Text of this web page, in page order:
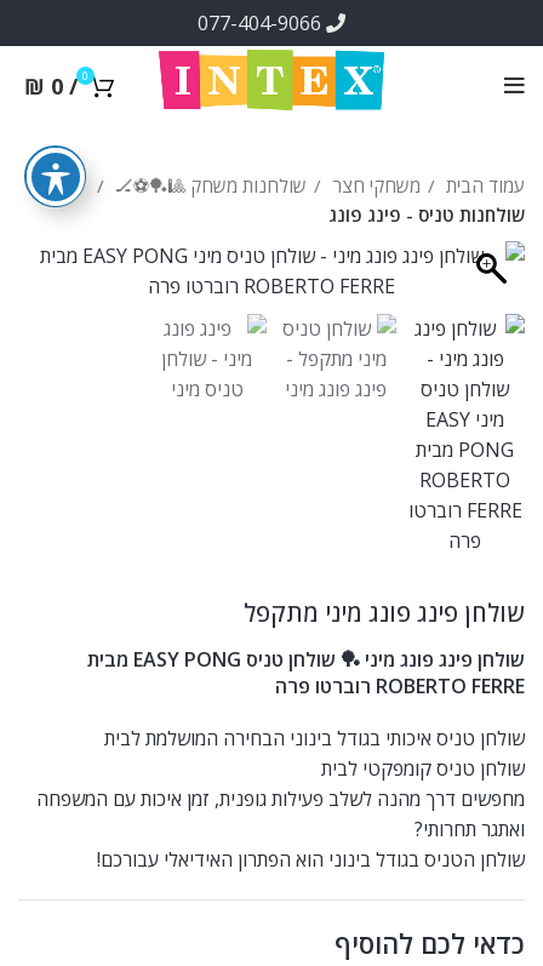
0
/
₪ 0
עמוד הבית משחקי חצר
שולחנות משחק 🎱🏓⚽🏒
שולחנות טניס - פינג פונג
שולחן פינג פונג מיני מתקפל
שולחן פינג פונג מיני 🏓 שולחן טניס EASY PONG מבית
ROBERTO FERRE רוברטו פרה
שולחן טניס איכותי בגודל בינוני הבחירה המושלמת לבית
שולחן טניס קומפקטי לבית
מחפשים דרך מהנה לשלב פעילות גופנית, זמן איכות עם המשפחה
ואתגר תחרותי?
שולחן הטניס בגודל בינוני הוא הפתרון האידיאלי עבורכם!
כדאי לכם להוסיף